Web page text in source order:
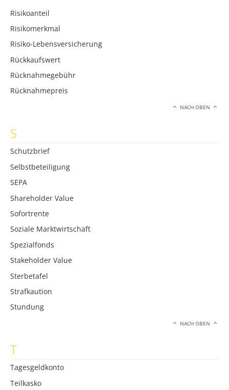
Risikoanteil
Risikomerkmal
Risiko-Lebensversicherung
Rückkaufswert
Rücknahmegebühr
Rücknahmepreis
NACH OBEN
S
Schutzbrief
Selbstbeteiligung
SEPA
Shareholder Value
Sofortrente
Soziale Marktwirtschaft
Spezialfonds
Stakeholder Value
Sterbetafel
Strafkaution
Stundung
NACH OBEN
T
Tagesgeldkonto
Teilkasko